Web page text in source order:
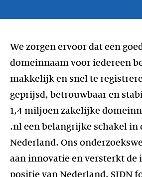
We zorgen ervoor dat een
domeinnaam voor iedereen
makkelijk en snel te
geprijsd, betrouwbaar en
1,4 miljoen zakelijke
.nl een belangrijke schakel in
Nederland. Ons
aan innovatie en versterkt
positie van Nederland. SIDN